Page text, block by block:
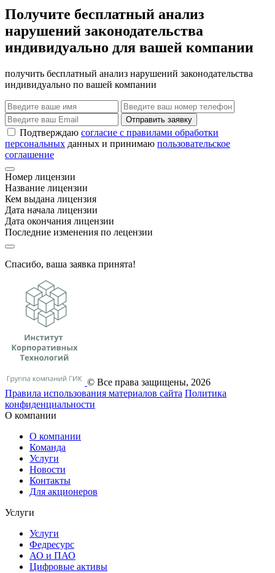
Получите бесплатный анализ
нарушений законодательства
индивидуально для вашей компании
получить бесплатный анализ нарушений законодательства
индивидуально по вашей компании
Отправить заявку
Подтверждаю согласие с правилами обработки
персональных данных и принимаю пользовательское
соглашение
Номер лицензии
Название лицензии
Кем выдана лицензия
Дата начала лицензии
Дата окончания лицензии
Последние изменения по лецензии
Спасибо, ваша заявка принята!
© Все права защищены, 2026
Правила использования материалов сайта Политика
конфиденциальности
О компании
О компании
Команда
Услуги
Новости
Контакты
Для акционеров
Услуги
Услуги
Федресурс
АО и ПАО
Цифровые активы